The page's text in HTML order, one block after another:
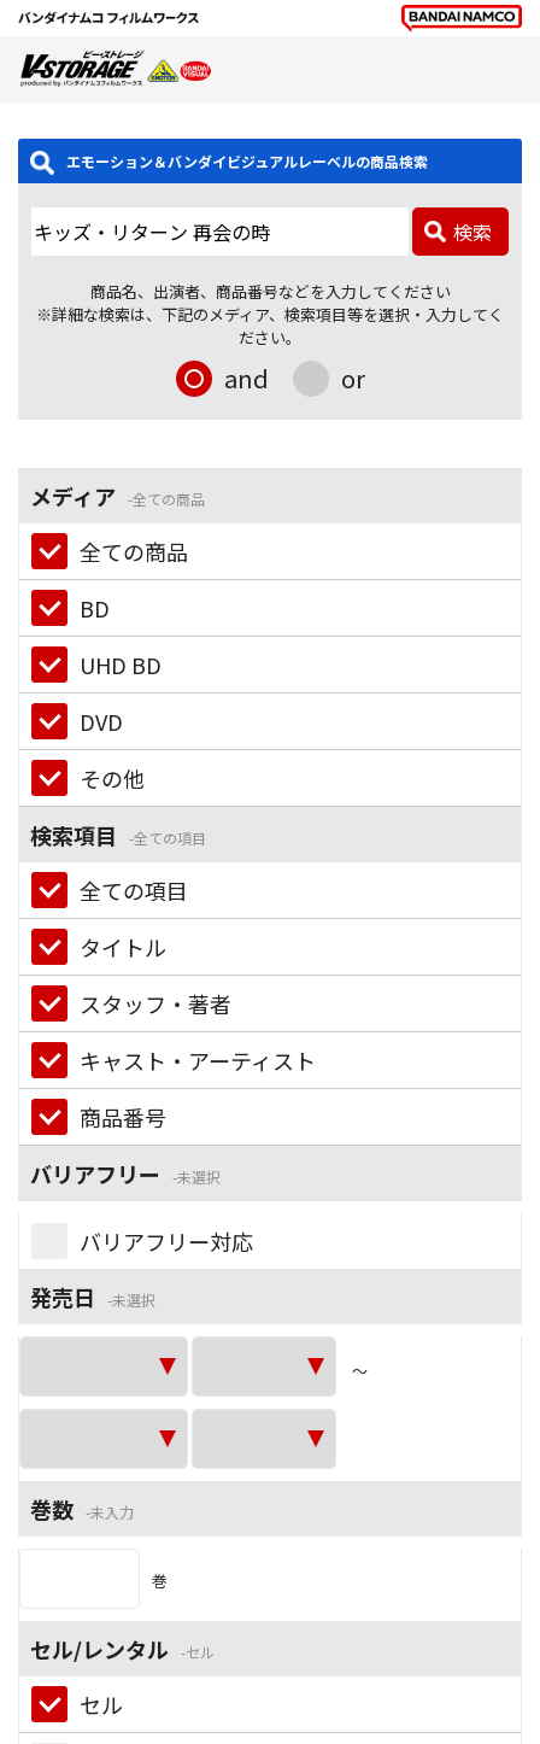
エモーション＆バンダイビジュアルレーベルの商品検索
検索
商品名、出演者、商品番号などを入力してください
※詳細な検索は、下記のメディア、検索項目等を選択・入力してく
ださい。
and or
メディア 全ての商品
全ての商品
BD
UHD BD
DVD
その他
検索項目
全ての項目
全ての項目
タイトル
スタッフ・著者
キャスト・アーティスト
商品番号
バリアフリー
未選択
バリアフリー対応
発売日
未選択
～
巻数 未入力
巻
セル/レンタル セル
セル